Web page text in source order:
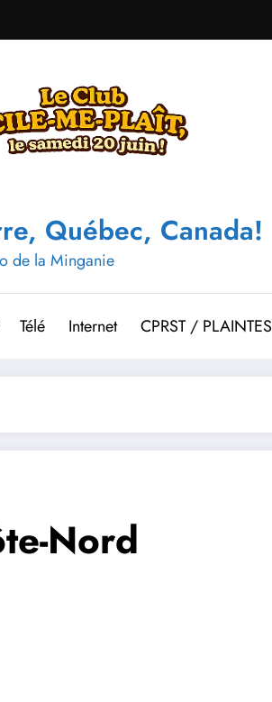
Québec, Canada!
de la Minganie
Télé Internet CPRST / PLAINTES
Nord